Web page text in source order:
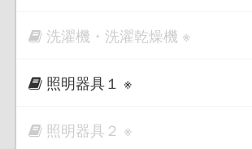
洗濯機・洗濯乾燥機 ※
照明器具１ ※
照明器具２ ※